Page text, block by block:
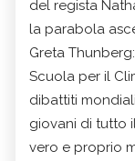
del regista
la parabola
Greta
Scuola per il
dibattiti
giovani di tutto
vero e proprio